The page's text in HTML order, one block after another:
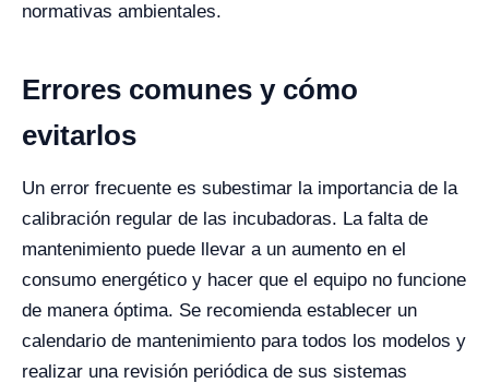
normativas ambientales.
Errores comunes y cómo
evitarlos
Un error frecuente es subestimar la importancia de la
calibración regular de las incubadoras. La falta de
mantenimiento puede llevar a un aumento en el
consumo energético y hacer que el equipo no funcione
de manera óptima. Se recomienda establecer un
calendario de mantenimiento para todos los modelos y
realizar una revisión periódica de sus sistemas